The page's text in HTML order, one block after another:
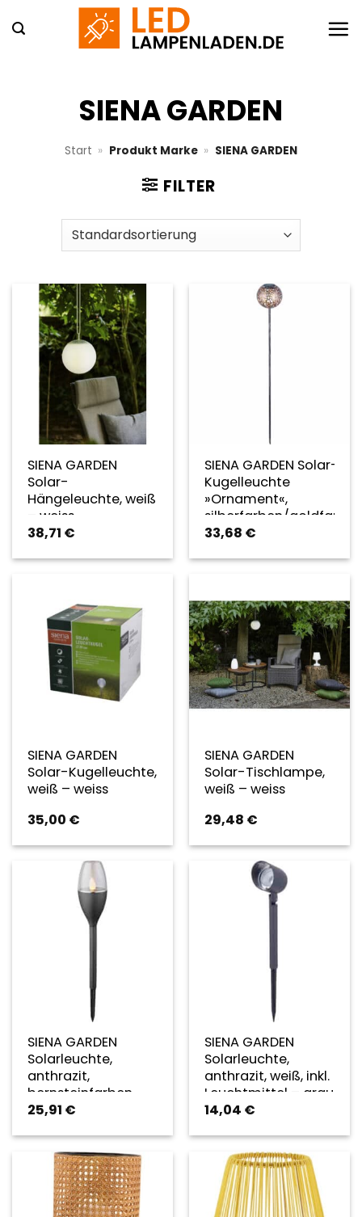
Inhalt
SIENA GARDEN
Start » Produkt Marke » SIENA GARDEN
FILTER
SIENA GARDEN
Solar-
Hängeleuchte, weiß
– weiss
38,71 €
SIENA GARDEN Solar-
Kugelleuchte
»Ornament«,
silberfarben/
33,68 €
SIENA GARDEN
Solar-Kugelleuchte,
weiß – weiss
35,00 €
SIENA GARDEN
Solar-Tischlampe,
weiß – weiss
29,48 €
SIENA GARDEN
Solarleuchte,
anthrazit,
bernsteinfarben,
inkl. Leuchtmittel –
25,91 €
SIENA GARDEN
Solarleuchte,
anthrazit, weiß, inkl.
Leuchtmittel – grau
14,04 €